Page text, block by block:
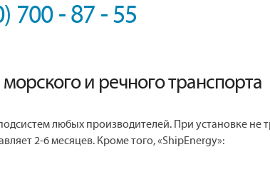
700 - 87 - 55
и речного транспорта
любых производителей. При установке не
2-6 месяцев. Кроме того, «ShipEnergy»: